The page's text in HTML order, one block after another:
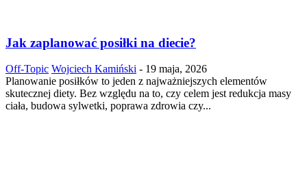
Jak zaplanować posiłki na diecie?
Off-Topic Wojciech Kamiński - 19 maja, 2026
Planowanie posiłków to jeden z najważniejszych elementów
skutecznej diety. Bez względu na to, czy celem jest redukcja masy
ciała, budowa sylwetki, poprawa zdrowia czy...